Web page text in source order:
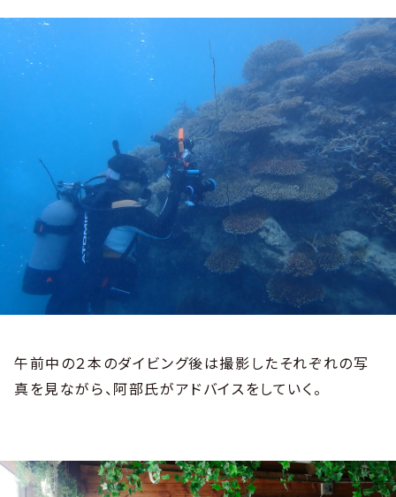
午前中の２本のダイビング後は撮影したそれぞれの写
真を見ながら、阿部氏がアドバイスをしていく。